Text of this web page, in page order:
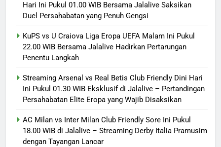
Hari Ini Pukul 01.00 WIB Bersama Jalalive Saksikan
Duel Persahabatan yang Penuh Gengsi
KuPS vs U Craiova Liga Eropa UEFA Malam Ini Pukul
22.00 WIB Bersama Jalalive Hadirkan Pertarungan
Penentu Langkah
Streaming Arsenal vs Real Betis Club Friendly Dini Hari
Ini Pukul 01.30 WIB Eksklusif di Jalalive – Pertandingan
Persahabatan Elite Eropa yang Wajib Disaksikan
AC Milan vs Inter Milan Club Friendly Sore Ini Pukul
18.00 WIB di Jalalive – Streaming Derby Italia Pramusim
dengan Tayangan Lancar